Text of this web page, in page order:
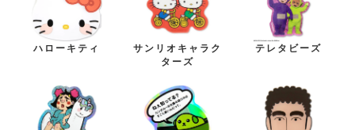
ハローキティ
サンリオキャラク
ターズ
テレタビーズ